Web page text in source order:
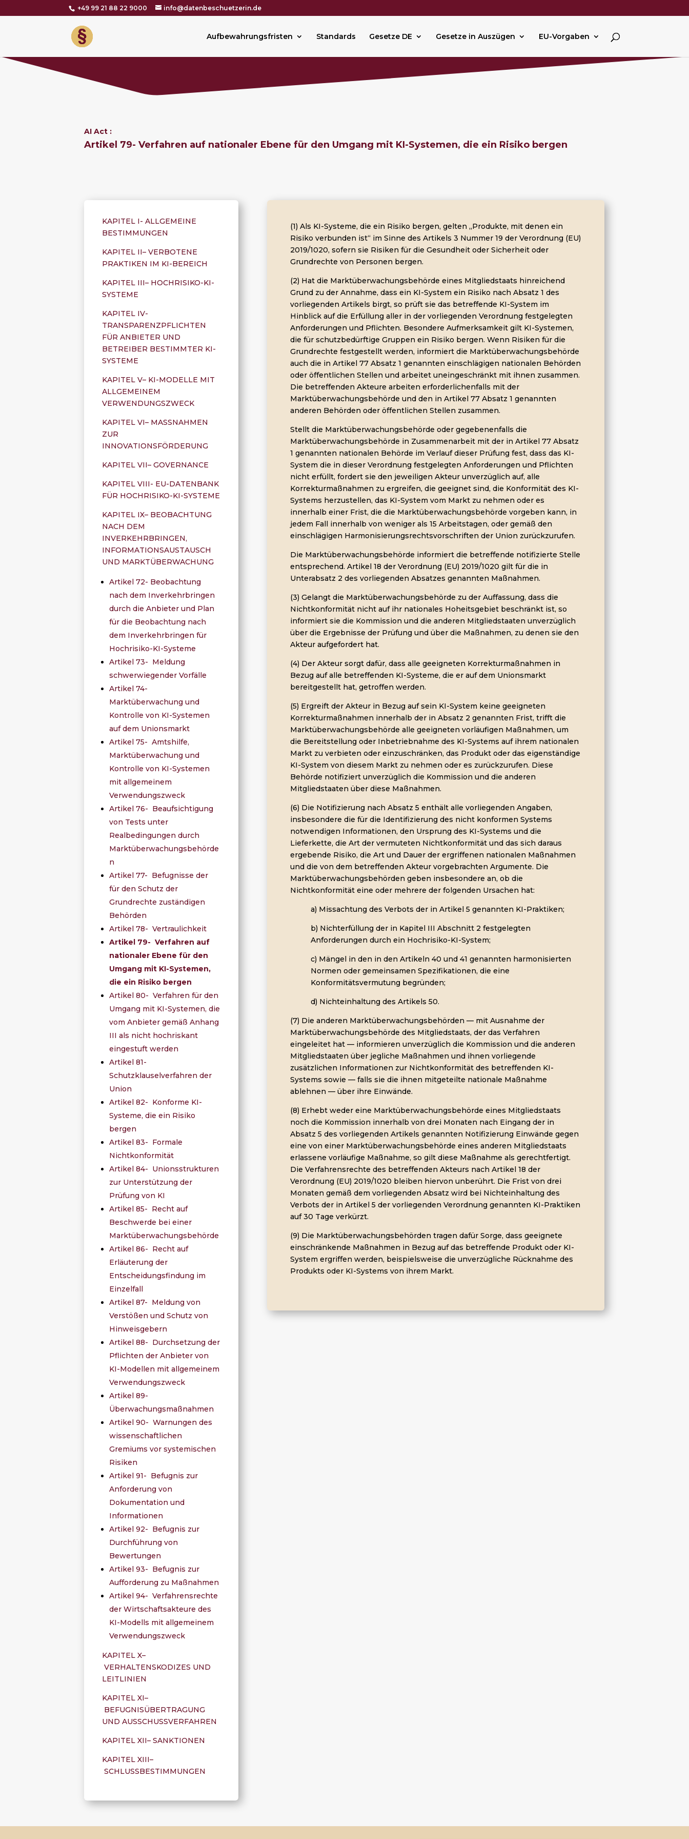
+49 99 21 88 22 9000 info@datenbeschuetzerin.de
Aufbewahrungsfristen Standards Gesetze DE Gesetze in Auszügen EU-Vorgaben
AI Act :
Artikel 79- Verfahren auf nationaler Ebene für den Umgang mit KI-Systemen, die ein Risiko bergen
KAPITEL I-ALLGEMEINE
BESTIMMUNGEN
KAPITEL II– VERBOTENE
PRAKTIKEN IM KI-BEREICH
KAPITEL III– HOCHRISIKO-KI-
SYSTEME
KAPITEL IV-
TRANSPARENZPFLICHTEN
FÜR ANBIETER UND
BETREIBER BESTIMMTER KI-
SYSTEME
KAPITEL V– KI-MODELLE MIT
ALLGEMEINEM
VERWENDUNGSZWECK
KAPITEL VI– MASSNAHMEN
ZUR
INNOVATIONSFÖRDERUNG
KAPITEL VII– GOVERNANCE
KAPITEL VIII- EU-DATENBANK
FÜR HOCHRISIKO-KI-SYSTEME
KAPITEL IX– BEOBACHTUNG
NACH DEM
INVERKEHRBRINGEN,
INFORMATIONSAUSTAUSCH
UND MARKTÜBERWACHUNG
Artikel 72- Beobachtung
nach dem Inverkehrbringen
durch die Anbieter und Plan
für die Beobachtung nach
dem Inverkehrbringen für
Hochrisiko-KI-Systeme
Artikel 73- Meldung
schwerwiegender Vorfälle
Artikel 74-
Marktüberwachung und
Kontrolle von KI-Systemen
auf dem Unionsmarkt
Artikel 75- Amtshilfe,
Marktüberwachung und
Kontrolle von KI-Systemen
mit allgemeinem
Verwendungszweck
Artikel 76- Beaufsichtigung
von Tests unter
Realbedingungen durch
Marktüberwachungsbehörde
n
Artikel 77- Befugnisse der
für den Schutz der
Grundrechte zuständigen
Behörden
Artikel 78- Vertraulichkeit
Artikel 79- Verfahren auf
nationaler Ebene für den
Umgang mit KI-Systemen,
die ein Risiko bergen
Artikel 80- Verfahren für den
Umgang mit KI-Systemen, die
vom Anbieter gemäß Anhang
III als nicht hochriskant
eingestuft werden
Artikel 81-
Schutzklauselverfahren der
Union
Artikel 82- Konforme KI-
Systeme, die ein Risiko
bergen
Artikel 83- Formale
Nichtkonformität
Artikel 84- Unionsstrukturen
zur Unterstützung der
Prüfung von KI
Artikel 85- Recht auf
Beschwerde bei einer
Marktüberwachungsbehörde
Artikel 86- Recht auf
Erläuterung der
Entscheidungsfindung im
Einzelfall
Artikel 87- Meldung von
Verstößen und Schutz von
Hinweisgebern
Artikel 88- Durchsetzung der
Pflichten der Anbieter von
KI-Modellen mit allgemeinem
Verwendungszweck
Artikel 89-
Überwachungsmaßnahmen
Artikel 90- Warnungen des
wissenschaftlichen
Gremiums vor systemischen
Risiken
Artikel 91- Befugnis zur
Anforderung von
Dokumentation und
Informationen
Artikel 92- Befugnis zur
Durchführung von
Bewertungen
Artikel 93- Befugnis zur
Aufforderung zu Maßnahmen
Artikel 94- Verfahrensrechte
der Wirtschaftsakteure des
KI-Modells mit allgemeinem
Verwendungszweck
KAPITEL X–
VERHALTENSKODIZES UND
LEITLINIEN
KAPITEL XI–
BEFUGNISÜBERTRAGUNG
UND AUSSCHUSSVERFAHREN
KAPITEL XII– SANKTIONEN
KAPITEL XIII–
SCHLUSSBESTIMMUNGEN
(1) Als KI-Systeme, die ein Risiko bergen, gelten „Produkte, mit denen ein
Risiko verbunden ist“ im Sinne des Artikels 3 Nummer 19 der Verordnung (EU)
2019/1020, sofern sie Risiken für die Gesundheit oder Sicherheit oder
Grundrechte von Personen bergen.
(2) Hat die Marktüberwachungsbehörde eines Mitgliedstaats hinreichend
Grund zu der Annahme, dass ein KI-System ein Risiko nach Absatz 1 des
vorliegenden Artikels birgt, so prüft sie das betreffende KI-System im
Hinblick auf die Erfüllung aller in der vorliegenden Verordnung festgelegten
Anforderungen und Pflichten. Besondere Aufmerksamkeit gilt KI-Systemen,
die für schutzbedürftige Gruppen ein Risiko bergen. Wenn Risiken für die
Grundrechte festgestellt werden, informiert die Marktüberwachungsbehörde
auch die in Artikel 77 Absatz 1 genannten einschlägigen nationalen Behörden
oder öffentlichen Stellen und arbeitet uneingeschränkt mit ihnen zusammen.
Die betreffenden Akteure arbeiten erforderlichenfalls mit der
Marktüberwachungsbehörde und den in Artikel 77 Absatz 1 genannten
anderen Behörden oder öffentlichen Stellen zusammen.
Stellt die Marktüberwachungsbehörde oder gegebenenfalls die
Marktüberwachungsbehörde in Zusammenarbeit mit der in Artikel 77 Absatz
1 genannten nationalen Behörde im Verlauf dieser Prüfung fest, dass das KI-
System die in dieser Verordnung festgelegten Anforderungen und Pflichten
nicht erfüllt, fordert sie den jeweiligen Akteur unverzüglich auf, alle
Korrekturmaßnahmen zu ergreifen, die geeignet sind, die Konformität des KI-
Systems herzustellen, das KI-System vom Markt zu nehmen oder es
innerhalb einer Frist, die die Marktüberwachungsbehörde vorgeben kann, in
jedem Fall innerhalb von weniger als 15 Arbeitstagen, oder gemäß den
einschlägigen Harmonisierungsrechtsvorschriften der Union zurückzurufen.
Die Marktüberwachungsbehörde informiert die betreffende notifizierte Stelle
entsprechend. Artikel 18 der Verordnung (EU) 2019/1020 gilt für die in
Unterabsatz 2 des vorliegenden Absatzes genannten Maßnahmen.
(3) Gelangt die Marktüberwachungsbehörde zu der Auffassung, dass die
Nichtkonformität nicht auf ihr nationales Hoheitsgebiet beschränkt ist, so
informiert sie die Kommission und die anderen Mitgliedstaaten unverzüglich
über die Ergebnisse der Prüfung und über die Maßnahmen, zu denen sie den
Akteur aufgefordert hat.
(4) Der Akteur sorgt dafür, dass alle geeigneten Korrekturmaßnahmen in
Bezug auf alle betreffenden KI-Systeme, die er auf dem Unionsmarkt
bereitgestellt hat, getroffen werden.
(5) Ergreift der Akteur in Bezug auf sein KI-System keine geeigneten
Korrekturmaßnahmen innerhalb der in Absatz 2 genannten Frist, trifft die
Marktüberwachungsbehörde alle geeigneten vorläufigen Maßnahmen, um
die Bereitstellung oder Inbetriebnahme des KI-Systems auf ihrem nationalen
Markt zu verbieten oder einzuschränken, das Produkt oder das eigenständige
KI-System von diesem Markt zu nehmen oder es zurückzurufen. Diese
Behörde notifiziert unverzüglich die Kommission und die anderen
Mitgliedstaaten über diese Maßnahmen.
(6) Die Notifizierung nach Absatz 5 enthält alle vorliegenden Angaben,
insbesondere die für die Identifizierung des nicht konformen Systems
notwendigen Informationen, den Ursprung des KI-Systems und die
Lieferkette, die Art der vermuteten Nichtkonformität und das sich daraus
ergebende Risiko, die Art und Dauer der ergriffenen nationalen Maßnahmen
und die von dem betreffenden Akteur vorgebrachten Argumente. Die
Marktüberwachungsbehörden geben insbesondere an, ob die
Nichtkonformität eine oder mehrere der folgenden Ursachen hat:
a) Missachtung des Verbots der in Artikel 5 genannten KI-Praktiken;
b) Nichterfüllung der in Kapitel III Abschnitt 2 festgelegten
Anforderungen durch ein Hochrisiko-KI-System;
c) Mängel in den in den Artikeln 40 und 41 genannten harmonisierten
Normen oder gemeinsamen Spezifikationen, die eine
Konformitätsvermutung begründen;
d) Nichteinhaltung des Artikels 50.
(7) Die anderen Marktüberwachungsbehörden — mit Ausnahme der
Marktüberwachungsbehörde des Mitgliedstaats, der das Verfahren
eingeleitet hat — informieren unverzüglich die Kommission und die anderen
Mitgliedstaaten über jegliche Maßnahmen und ihnen vorliegende
zusätzlichen Informationen zur Nichtkonformität des betreffenden KI-
Systems sowie — falls sie die ihnen mitgeteilte nationale Maßnahme
ablehnen — über ihre Einwände.
(8) Erhebt weder eine Marktüberwachungsbehörde eines Mitgliedstaats
noch die Kommission innerhalb von drei Monaten nach Eingang der in
Absatz 5 des vorliegenden Artikels genannten Notifizierung Einwände gegen
eine von einer Marktüberwachungsbehörde eines anderen Mitgliedstaats
erlassene vorläufige Maßnahme, so gilt diese Maßnahme als gerechtfertigt.
Die Verfahrensrechte des betreffenden Akteurs nach Artikel 18 der
Verordnung (EU) 2019/1020 bleiben hiervon unberührt. Die Frist von drei
Monaten gemäß dem vorliegenden Absatz wird bei Nichteinhaltung des
Verbots der in Artikel 5 der vorliegenden Verordnung genannten KI-Praktiken
auf 30 Tage verkürzt.
(9) Die Marktüberwachungsbehörden tragen dafür Sorge, dass geeignete
einschränkende Maßnahmen in Bezug auf das betreffende Produkt oder KI-
System ergriffen werden, beispielsweise die unverzügliche Rücknahme des
Produkts oder KI-Systems von ihrem Markt.